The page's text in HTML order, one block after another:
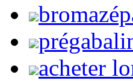
acheter